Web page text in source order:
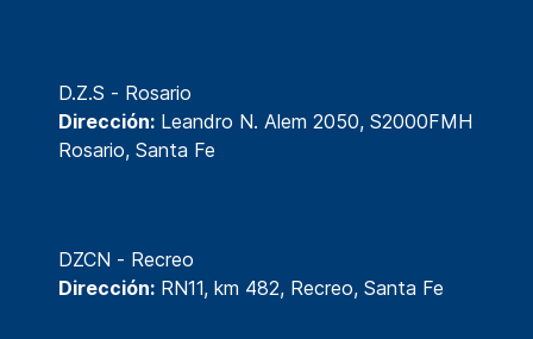
D.Z.S - Rosario
Dirección: Leandro N. Alem 2050, S2000FMH
Rosario, Santa Fe
DZCN - Recreo
Dirección: RN11, km 482, Recreo, Santa Fe